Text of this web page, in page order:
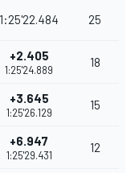
1:25'22.484 25
+2.405
1:25'24.889
18
+3.645
1:25'26.129
15
+6.947
1:25'29.431
12